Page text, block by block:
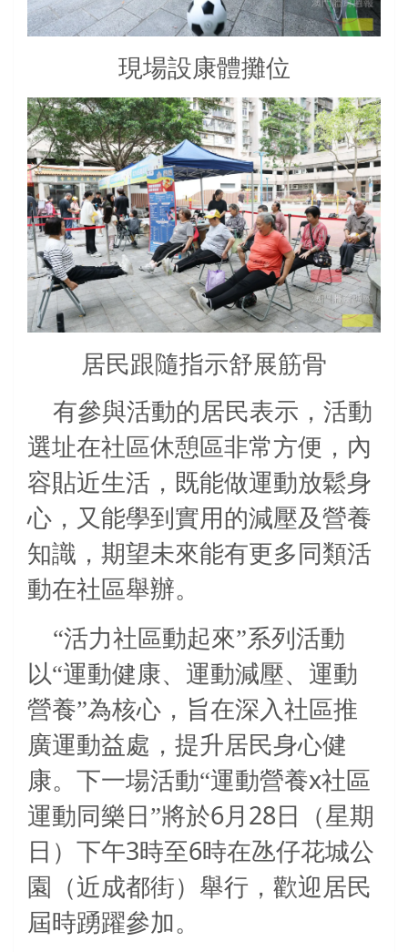
現場設康體攤位
居民跟隨指示舒展筋骨
有參與活動的居民表示，活動
選址在社區休憩區非常方便，內
容貼近生活，既能做運動放鬆身
心，又能學到實用的減壓及營養
知識，期望未來能有更多同類活
動在社區舉辦。
“活力社區動起來”系列活動
以“運動健康、運動減壓、運動
營養”為核心，旨在深入社區推
廣運動益處，提升居民身心健
康。下一場活動“運動營養x社區
運動同樂日”將於6月 28 日（星期
日）下午3時至6時在氹仔花城公
園（近成都街）舉行，歡迎居民
屆時踴躍參加。